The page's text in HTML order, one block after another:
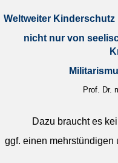
Weltweiter
nicht nur von
Prof. Dr.
Dazu braucht es
ggf. einen